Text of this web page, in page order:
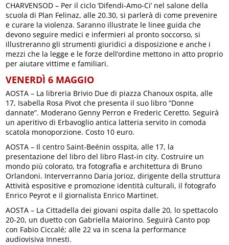
CHARVENSOD – Per il ciclo ‘Difendi-Amo-Ci’ nel salone della
scuola di Plan Felinaz, alle 20.30, si parlerà di come prevenire
e curare la violenza. Saranno illustrate le linee guida che
devono seguire medici e infermieri al pronto soccorso, si
illustreranno gli strumenti giuridici a disposizione e anche i
mezzi che la legge e le forze dell’ordine mettono in atto proprio
per aiutare vittime e familiari.
VENERDÌ 6 MAGGIO
AOSTA – La libreria Brivio Due di piazza Chanoux ospita, alle
17, Isabella Rosa Pivot che presenta il suo libro “Donne
dannate”. Moderano Genny Perron e Frederic Ceretto. Seguirà
un aperitivo di Erbavoglio antica latteria servito in comoda
scatola monoporzione. Costo 10 euro.
AOSTA – Il centro Saint-Beénin osspita, alle 17, la
presentazione del libro del libro Flast-in city. Costruire un
mondo più colorato, tra fotografia e architettura di Bruno
Orlandoni. Interverranno Daria Jorioz, dirigente della struttura
Attività espositive e promozione identità culturali, il fotografo
Enrico Peyrot e il giornalista Enrico Martinet.
AOSTA – La Cittadella dei giovani ospita dalle 20, lo spettacolo
20-20, un duetto con Gabriella Maiorino. Seguirà Canto pop
con Fabio Ciccalé; alle 22 va in scena la performance
audiovisiva Innesti.